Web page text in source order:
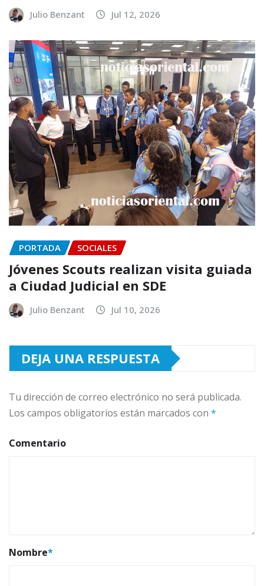
Julio Benzant Jul 12, 2026
PORTADA SOCIALES
Jóvenes Scouts realizan visita guiada
a Ciudad Judicial en SDE
Julio Benzant Jul 10, 2026
DEJA UNA RESPUESTA
Tu dirección de correo electrónico no será publicada.
Los campos obligatorios están marcados con *
Comentario
Nombre*